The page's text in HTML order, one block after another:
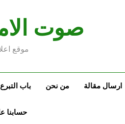
صوت
موقع
ارسال مقالة من نحن باب التبرع
حسابنا